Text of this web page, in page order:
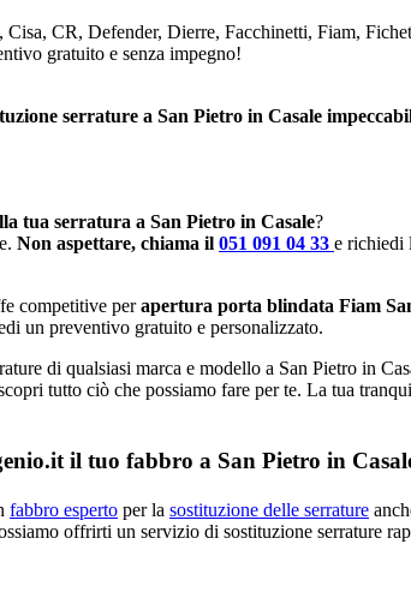
CR, Defender, Dierre, Facchinetti, Fiam,
gratuito e senza impegno!
serrature a San Pietro in Casale
tua serratura a San Pietro in Casale?
Non aspettare, chiama il 051 091 04 33 e richiedi
competitive perapertura porta blindata Fiam
un preventivo gratuito e personalizzato.
di qualsiasi marca e modello a San Pietro in
tutto ciò che possiamo fare per te. La tua
il tuo fabbro a San Pietro in
fabbro esperto per la sostituzione delle serrature
offrirti un servizio di sostituzione serrature